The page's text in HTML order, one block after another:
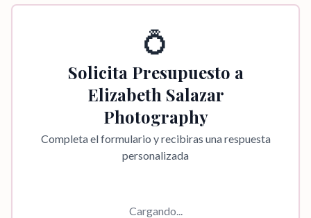
💍
Solicita Presupuesto a
Elizabeth Salazar
Photography
Completa el formulario y recibiras una respuesta
personalizada
Cargando...